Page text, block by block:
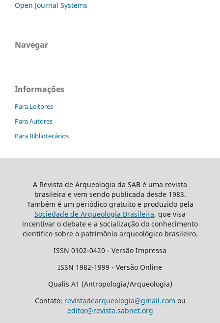
Open Journal Systems
Navegar
Informações
Para Leitores
Para Autores
Para Bibliotecários
A Revista de Arqueologia da SAB é uma revista
brasileira e vem sendo publicada desde 1983.
Também é um periódico gratuito e produzido pela
Sociedade de Arqueologia Brasileira, que visa
incentivar o debate e a socialização do conhecimento
cientifico sobre o patrimônio arqueológico brasileiro.
ISSN 0102-0420 - Versão Impressa
ISSN 1982-1999 - Versão Online
Qualis A1 (Antropologia/Arqueologia)
Contato: revistadearqueologia@gmail.com ou
editor@revista.sabnet.org